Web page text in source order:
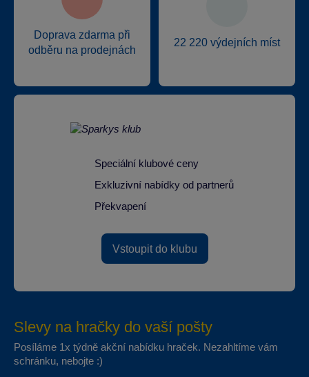
Doprava zdarma při
odběru na prodejnách
22 220 výdejních míst
Speciální klubové ceny
Exkluzivní nabídky od partnerů
Překvapení
Vstoupit do klubu
Slevy na hračky do vaší pošty
Posíláme 1x týdně akční nabídku hraček. Nezahltíme vám
schránku, nebojte :)